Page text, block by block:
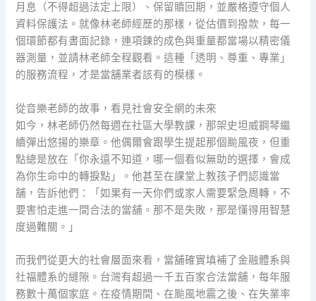
月息（不得超過法定上限）、保留贖回期，並嚴格遵守個人
資料保護法。就像林老師經歷的那樣，從估價到撥款，每一
個環節都有書面記錄，連項鍊的成色與重量都當場以精密儀
器測量，並請林老師全程觀看。這種「透明、尊重、專業」
的服務流程，才是當舖業者該有的模樣。
從音樂老師的故事，看見社會安全網的未來
如今，林老師仍然每週在社區大學教課，那架史坦威鋼琴繼
續彈出悠揚的樂章。他偶爾會跟學生提起那個颱風夜，但重
點總是放在「你永遠不知道，哪一個看似無助的選擇，會成
為你生命中的轉捩點」。他甚至在課堂上教孩子們認識當
舖，告訴他們：「如果有一天你們或家人需要緊急周轉，不
要害怕走進一間合法的當舖。那不是失敗，那是懂得用智慧
度過難關。」
而我們從更大的社會層面來看，當舖確實填補了金融體系與
社福體系的縫隙。台灣有超過一千五百家合法當舖，每年服
務數十萬個家庭。在疫情期間、在颱風地震之後、在失業率